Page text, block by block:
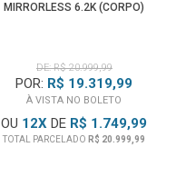
MIRRORLESS 6.2K (CORPO)
DE: R$ 20.999,99
POR: R$ 19.319,99
À VISTA NO BOLETO
OU 12X DE R$ 1.749,99
TOTAL PARCELADO R$ 20.999,99